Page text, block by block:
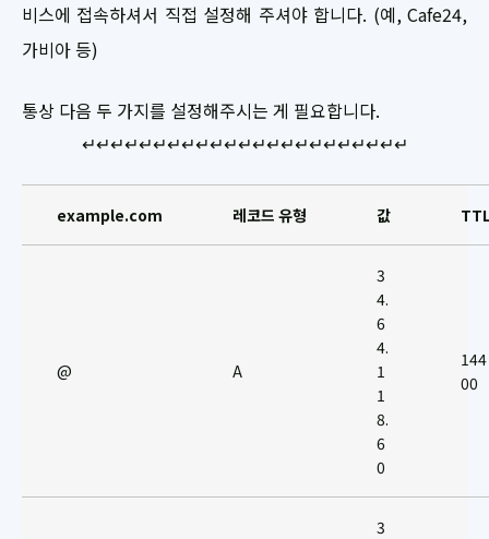
비스에 접속하셔서 직접 설정해 주셔야 합니다. (예, Cafe24,
가비아 등)
통상 다음 두 가지를 설정해주시는 게 필요합니다.
↵↵↵↵↵↵↵↵↵↵↵↵↵↵↵↵↵↵↵↵↵↵↵
example.com 레코드 유형 값
@ A
3
4.
6
4.
1
1
8.
6
0
144
00
3